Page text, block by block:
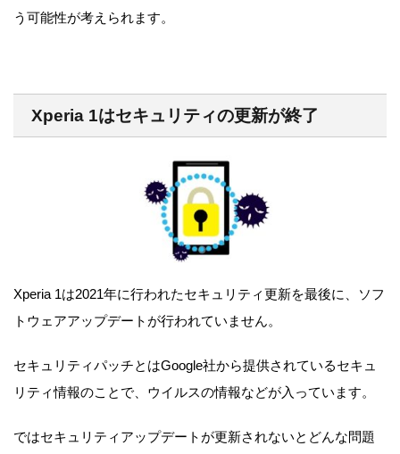
う可能性が考えられます。
Xperia 1はセキュリティの更新が終了
Xperia 1は2021年に行われたセキュリティ更新を最後に、ソフ
トウェアアップデートが行われていません。
セキュリティパッチとはGoogle社から提供されているセキュ
リティ情報のことで、ウイルスの情報などが入っています。
ではセキュリティアップデートが更新されないとどんな問題